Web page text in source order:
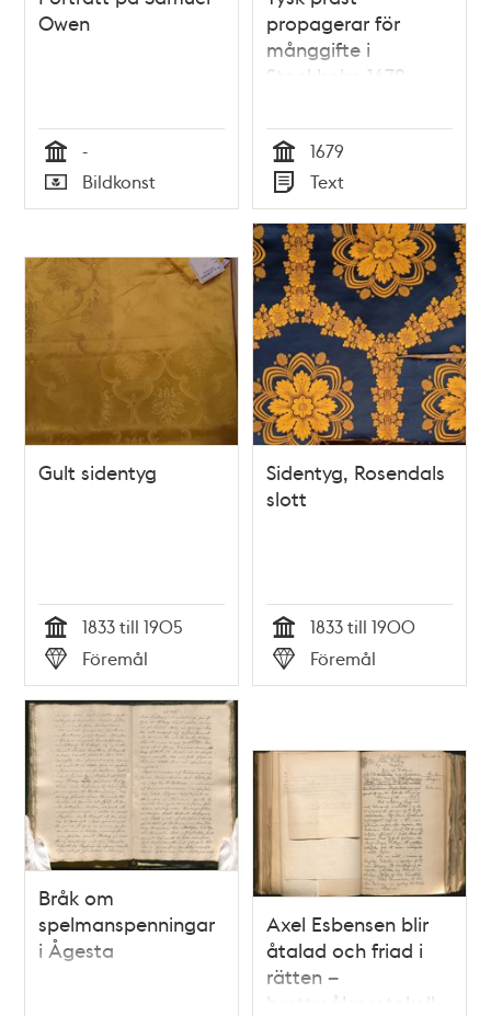
Owen
Tid
-
Typ
Bildkonst
propagerar för
månggifte i
Stockholm 1679
Tid
1679
Typ
Text
Gult sidentyg
Tid
1833 till 1905
Typ
Föremål
Sidentyg, Rosendals
slott
Tid
1833 till 1900
Typ
Föremål
Bråk om
spelmanspenningar
i Ågesta
Axel Esbensen blir
åtalad och friad i
rätten –
brottmålsprotokoll